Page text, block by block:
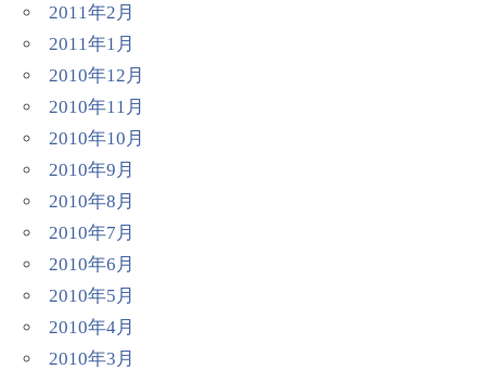
2011年2月
2011年1月
2010年12月
2010年11月
2010年10月
2010年9月
2010年8月
2010年7月
2010年6月
2010年5月
2010年4月
2010年3月